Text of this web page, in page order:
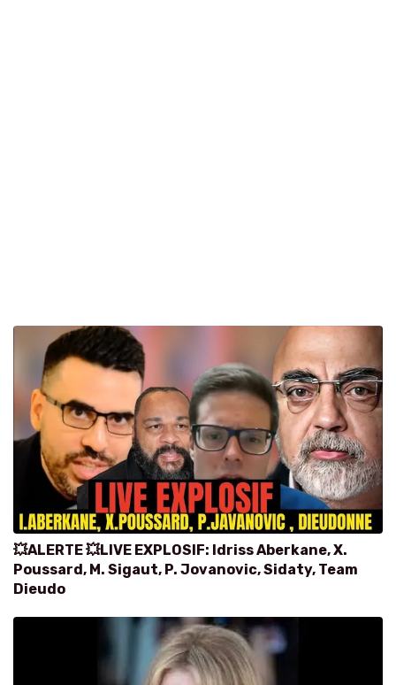
💥ALERTE 💥LIVE EXPLOSIF: Idriss Aberkane, X.
Poussard, M. Sigaut, P. Jovanovic, Sidaty, Team
Dieudo